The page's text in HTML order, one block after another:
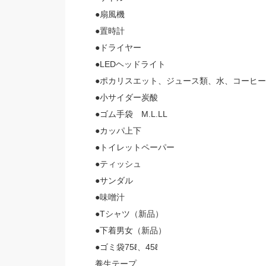
●扇風機
●置時計
●ドライヤー
●LEDヘッドライト
●ポカリスエット、ジュース類、水、コーヒ
●小サイダー炭酸
●ゴム手袋 M.L.LL
●カッパ上下
●トイレットペーパー
●ティッシュ
●サンダル
●味噌汁
●Tシャツ（新品）
●下着男女（新品）
●ゴミ袋75ℓ、45ℓ
養生テープ